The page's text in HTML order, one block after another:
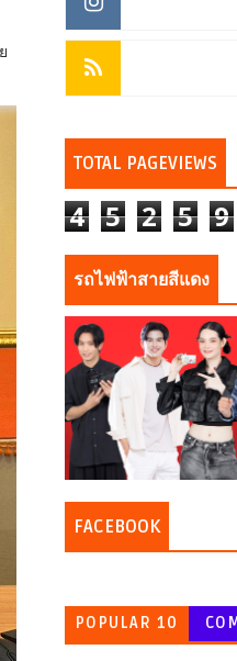
TOTAL PAGEVIEWS
4 5 2 5 9
รถไฟฟ้าสายสีแดง
FACEBOOK
POPULAR 10